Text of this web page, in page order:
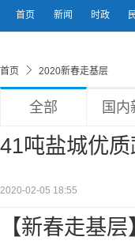
首页 新闻 时政
首页 2020新春走基层
全部 国内
41吨盐城优
2020-02-05 18:55
【新春走基